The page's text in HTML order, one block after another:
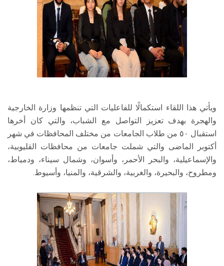
ويأتي هذا اللقاء استكمالًا للفاعليات التي تنظمها وزارة الخارجية
والهجرة بهدف تعزيز التواصل مع الشباب، والتي كان أخرها
استقبال ٥٠ من طلاب الجامعات من مختلف المحافظات في شهر
أكتوبر الماضى والتي شملت جامعات من محافظات القليوبية،
والإسماعيلية، والبحر الأحمر، وأسوان، وشمال سيناء، ودمياط،
ومطروح، والبحيرة، والغربية، والشرقية، والمنيا، وأسيوط.